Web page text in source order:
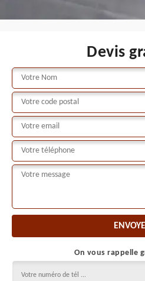
Devis
On vous rappelle